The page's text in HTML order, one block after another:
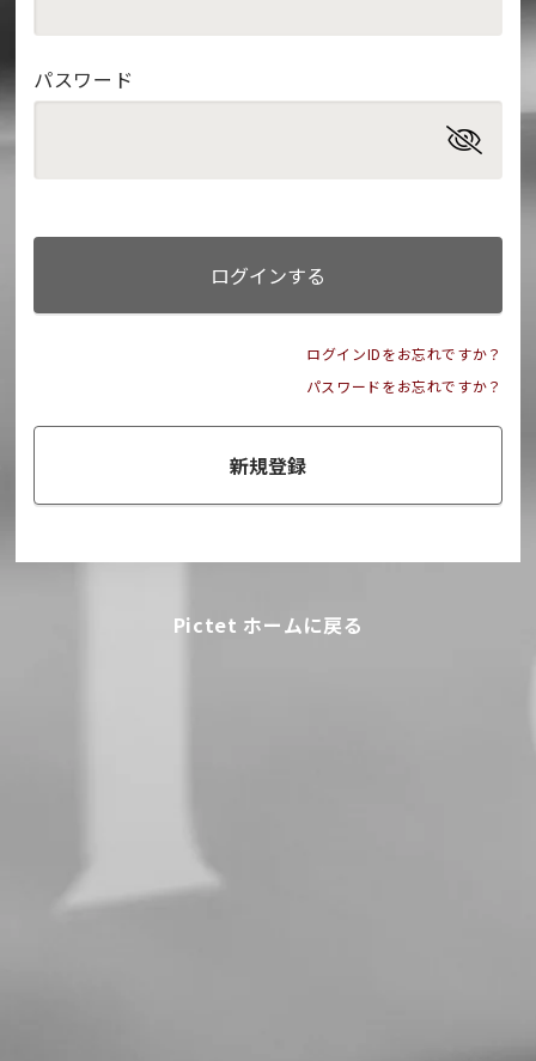
パスワード
ログインする
ログインIDをお忘れですか？
パスワードをお忘れですか？
新規登録
Pictet ホームに戻る